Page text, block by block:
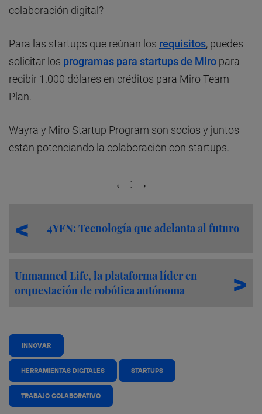
colaboración digital?
Para las startups que reúnan los requisitos, puedes
solicitar los programas para startups de Miro para
recibir 1.000 dólares en créditos para Miro Team
Plan.
Wayra y Miro Startup Program son socios y juntos
están potenciando la colaboración con startups.
4YFN: Tecnología que adelanta al futuro
Unmanned Life, la plataforma líder en
orquestación de robótica autónoma
INNOVAR
HERRAMIENTAS DIGITALES STARTUPS
TRABAJO COLABORATIVO